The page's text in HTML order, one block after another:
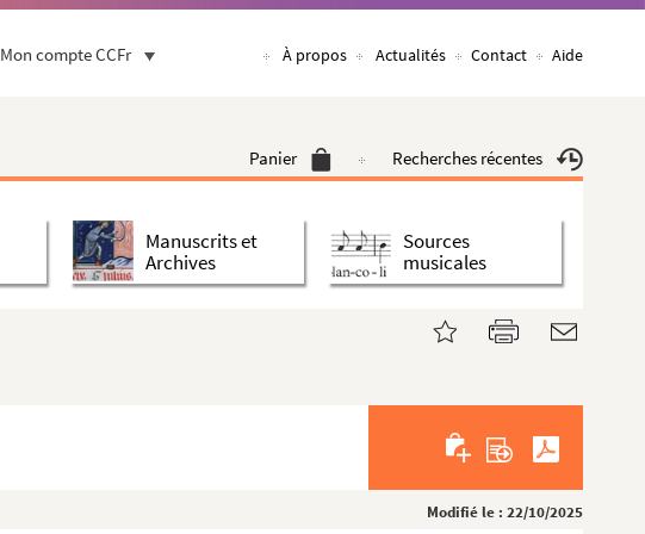
Mon compte CCFr À propos Actualités Contact Aide
Panier Recherches récentes
Manuscrits et
Archives
Sources
musicales
Modifié le : 22/10/2025